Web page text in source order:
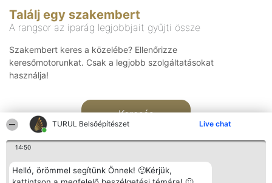
TURUL Belsőépítészet Live chat
14:50
Helló, örömmel segítünk Önnek! 🙂Kérjük,
Találj egy szakembert
A rangsor az iparág legjobbjait gyűjti össze
Szakembert keres a közelébe? Ellenőrizze
keresőmotorunkat. Csak a legjobb szolgáltatásokat
használja!
Keresés